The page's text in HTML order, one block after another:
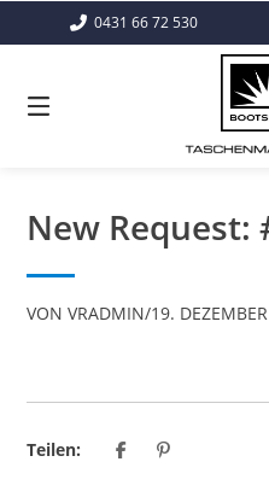
0431 66 72 530
New Request:
VONVRADMIN/19.
Teilen: